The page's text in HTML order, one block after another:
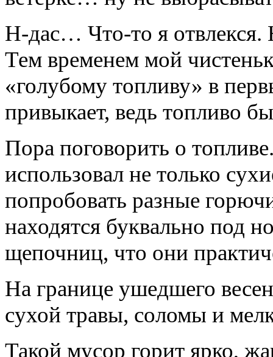
Н-дас… Что-то я
Тем временем мой
«голубому топливу» в
привыкает, ведь топливо
Пора поговорить о
использовал не только
попробовать разные
находятся буквально под
щепочниц, что они
На границе ушедшего
сухой травы, соломы и
Такой мусор горит ярко,